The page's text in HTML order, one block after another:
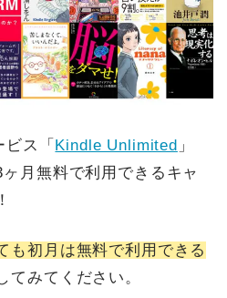
ス「 Kindle Unlimited 」
月無料で利用できるキャ
も初月は無料で利用できる
てみてください。